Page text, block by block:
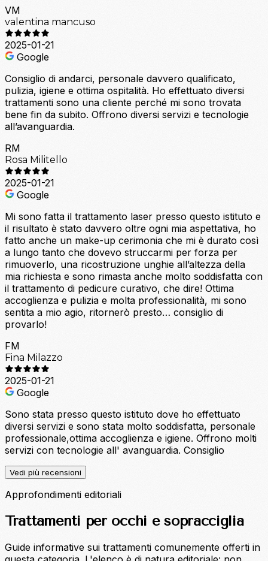
VM
valentina mancuso
2025-01-21
Google
Consiglio di andarci, personale davvero qualificato,
pulizia, igiene e ottima ospitalità. Ho effettuato diversi
trattamenti sono una cliente perché mi sono trovata
bene fin da subito. Offrono diversi servizi e tecnologie
all’avanguardia.
RM
Rosa Militello
2025-01-21
Google
Mi sono fatta il trattamento laser presso questo istituto e
il risultato è stato davvero oltre ogni mia aspettativa, ho
fatto anche un make-up cerimonia che mi è durato così
a lungo tanto che dovevo struccarmi per forza per
rimuoverlo, una ricostruzione unghie all’altezza della
mia richiesta e sono rimasta anche molto soddisfatta con
il trattamento di pedicure curativo, che dire! Ottima
accoglienza e pulizia e molta professionalità, mi sono
sentita a mio agio, ritornerò presto… consiglio di
provarlo!
FM
Fina Milazzo
2025-01-21
Google
Sono stata presso questo istituto dove ho effettuato
diversi servizi e sono stata molto soddisfatta, personale
professionale,ottima accoglienza e igiene. Offrono molti
servizi con tecnologie all' avanguardia. Consiglio
Vedi più recensioni
Approfondimenti editoriali
Trattamenti per occhi e sopracciglia
Guide informative sui trattamenti comunemente offerti in